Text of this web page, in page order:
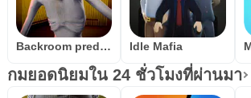
Backroom predator Idle Mafia
กมยอดนิยมใน 24 ชั่วโมงที่ผ่านมา